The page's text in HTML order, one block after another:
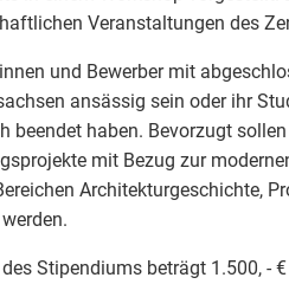
Veranstaltungen des
und Bewerber mit
ansässig sein oder ihr
beendet haben. Bevorzugt
mit Bezug zur
Architekturgeschichte,
des Stipendiums beträgt 1.500, -